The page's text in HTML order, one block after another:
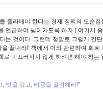
졸라매야 한다는 경제 정책의 모순
언급하며 넘어가도록 하자.) 여기서
는 것이다. 그런데 정말로 그렇게 간
끝내라!' 책에서 이와 관련하여 화
로 미끄러지지 않게 하려면 해야 하는
빚을 갚고, 비용을 절감해라!"